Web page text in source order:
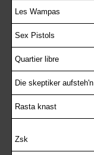
Les Wampas
Sex Pistols
Quartier libre
Die skeptiker aufsteh'n
Rasta knast
Zsk